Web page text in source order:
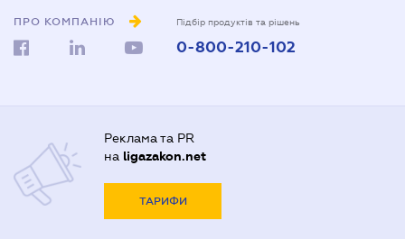
ПРО КОМПАНІЮ Підбір продуктів та рішень
0-800-210-102
Реклама та PR
на ligazakon.net
ТАРИФИ